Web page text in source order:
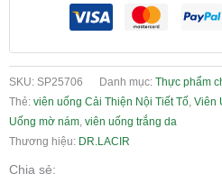
SKU: SP25706 Danh mục: Thực phẩm
Thẻ: viên uống Cải Thiện Nội Tiết Tố, Viên
Uống mờ nám, viên uống trắng da
Thương hiệu: DR.LACIR
Chia sẻ: